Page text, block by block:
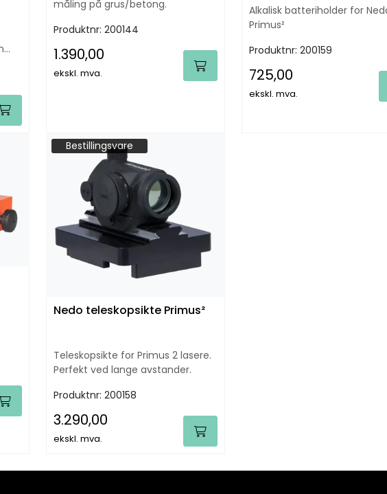
måling på grus/betong.
Produktnr: 200144
1.390,00
ekskl. mva.
Alkalisk batteriholder for
Primus²
Produktnr: 200159
725,00
ekskl. mva.
Bestillingsvare
Nedo teleskopsikte Primus²
Teleskopsikte for Primus 2 lasere.
Perfekt ved lange avstander.
Produktnr: 200158
3.290,00
ekskl. mva.